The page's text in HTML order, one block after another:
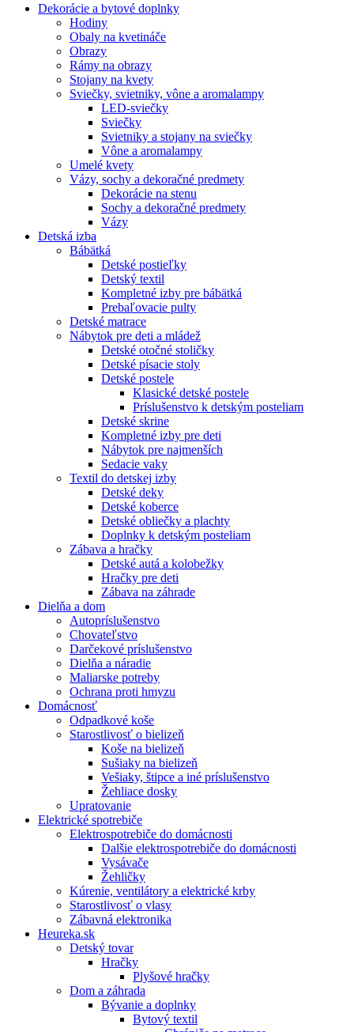
Dekorácie a bytové doplnky
Hodiny
Obaly na kvetináče
Obrazy
Rámy na obrazy
Stojany na kvety
Sviečky, svietniky, vône a aromalampy
LED-sviečky
Sviečky
Svietniky a stojany na sviečky
Vône a aromalampy
Umelé kvety
Vázy, sochy a dekoračné predmety
Dekorácie na stenu
Sochy a dekoračné predmety
Vázy
Detská izba
Bábätká
Detské postieľky
Detský textil
Kompletné izby pre bábätká
Prebaľovacie pulty
Detské matrace
Nábytok pre deti a mládež
Detské otočné stoličky
Detské písacie stoly
Detské postele
Klasické detské postele
Príslušenstvo k detským posteliam
Detské skrine
Kompletné izby pre deti
Nábytok pre najmenších
Sedacie vaky
Textil do detskej izby
Detské deky
Detské koberce
Detské obliečky a plachty
Doplnky k detským posteliam
Zábava a hračky
Detské autá a kolobežky
Hračky pre deti
Zábava na záhrade
Dielňa a dom
Autopríslušenstvo
Chovateľstvo
Darčekové príslušenstvo
Dielňa a náradie
Maliarske potreby
Ochrana proti hmyzu
Domácnosť
Odpadkové koše
Starostlivosť o bielizeň
Koše na bielizeň
Sušiaky na bielizeň
Vešiaky, štipce a iné príslušenstvo
Žehliace dosky
Upratovanie
Elektrické spotrebiče
Elektrospotrebiče do domácnosti
Dalšie elektrospotrebiče do domácnosti
Vysávače
Žehličky
Kúrenie, ventilátory a elektrické krby
Starostlivosť o vlasy
Zábavná elektronika
Heureka.sk
Detský tovar
Hračky
Plyšové hračky
Dom a záhrada
Bývanie a doplnky
Bytový textil